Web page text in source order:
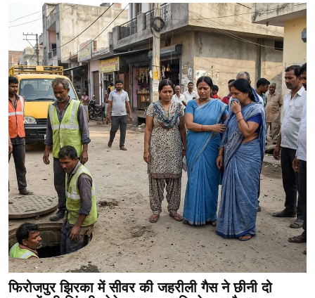
फिरोजपुर झिरका में सीवर की जहरीली गैस ने छीनी दो